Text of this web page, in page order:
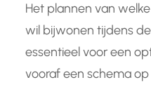
Het plannen van
wil bijwonen tijdens
essentieel voor een
vooraf een schema